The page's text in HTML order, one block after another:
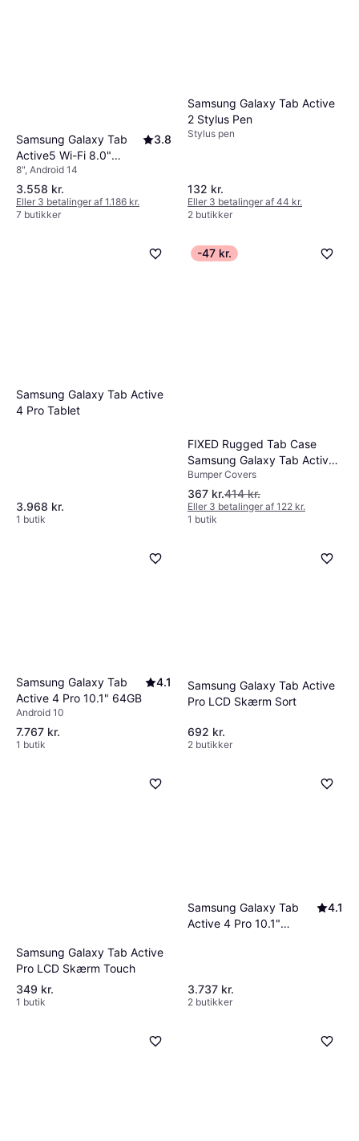
Samsung Galaxy Tab
Active5 Wi-Fi 8.0"
128GB
3.8
8", Android 14
3.558 kr.
Eller 3 betalinger af 1.186 kr.
7 butikker
Samsung Galaxy Tab Active
2 Stylus Pen
Stylus pen
132 kr.
Eller 3 betalinger af 44 kr.
2 butikker
Samsung Galaxy Tab Active
4 Pro Tablet
3.968 kr.
1 butik
-47 kr.
FIXED Rugged Tab Case
Samsung Galaxy Tab Active
5
Bumper Covers
367 kr.414 kr.
Eller 3 betalinger af 122 kr.
1 butik
Samsung Galaxy Tab
Active 4 Pro 10.1" 64GB
4.1
Android 10
7.767 kr.
1 butik
Samsung Galaxy Tab Active
Pro LCD Skærm Sort
692 kr.
2 butikker
Samsung Galaxy Tab Active
Pro LCD Skærm Touch
349 kr.
1 butik
Samsung Galaxy Tab
Active 4 Pro 10.1"
4.1
3.737 kr.
2 butikker